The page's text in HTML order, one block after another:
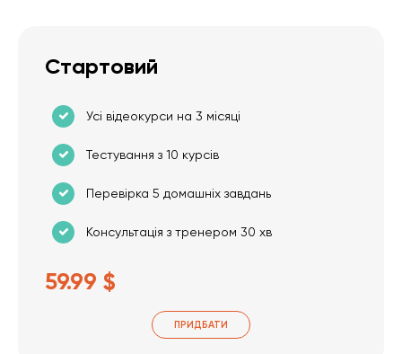
Стартовий
Усі відеокурси на 3 місяці
Тестування з 10 курсів
Перевірка 5 домашніх завдань
Консультація з тренером 30 хв
59.99 $
ПРИДБАТИ